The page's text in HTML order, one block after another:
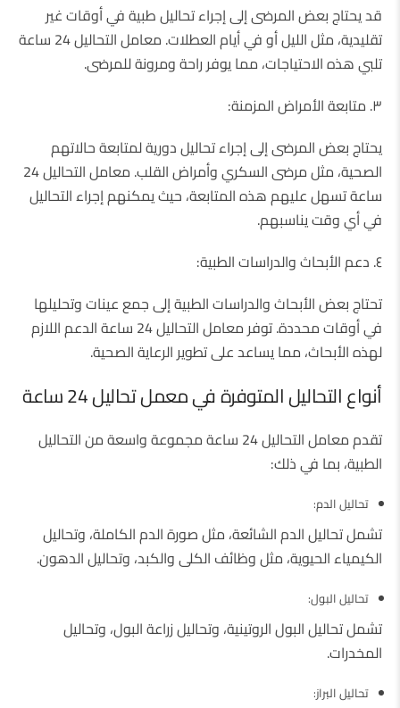
قد يحتاج بعض المرضى إلى إجراء تحاليل طبية في أوقات غير
تقليدية، مثل الليل أو في أيام العطلات. معامل التحاليل 24 ساعة
تلبي هذه الاحتياجات، مما يوفر راحة ومرونة للمرضى.
٣. متابعة الأمراض المزمنة:
يحتاج بعض المرضى إلى إجراء تحاليل دورية لمتابعة حالاتهم
الصحية، مثل مرضى السكري وأمراض القلب. معامل التحاليل 24
ساعة تسهل عليهم هذه المتابعة، حيث يمكنهم إجراء التحاليل
في أي وقت يناسبهم.
٤. دعم الأبحاث والدراسات الطبية:
تحتاج بعض الأبحاث والدراسات الطبية إلى جمع عينات وتحليلها
في أوقات محددة. توفر معامل التحاليل 24 ساعة الدعم اللازم
لهذه الأبحاث، مما يساعد على تطوير الرعاية الصحية.
أنواع التحاليل المتوفرة في معمل تحاليل 24 ساعة
تقدم معامل التحاليل 24 ساعة مجموعة واسعة من التحاليل
الطبية، بما في ذلك:
تحاليل الدم:
تشمل تحاليل الدم الشائعة، مثل صورة الدم الكاملة، وتحاليل
الكيمياء الحيوية، مثل وظائف الكلى والكبد، وتحاليل الدهون.
تحاليل البول:
تشمل تحاليل البول الروتينية، وتحاليل زراعة البول، وتحاليل
المخدرات.
تحاليل البراز: